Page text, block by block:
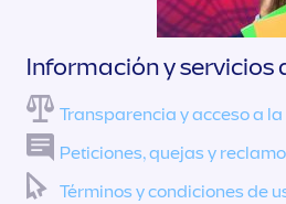
Información y servicios
Transparencia y acceso a
Peticiones, quejas y
Términos y condiciones de